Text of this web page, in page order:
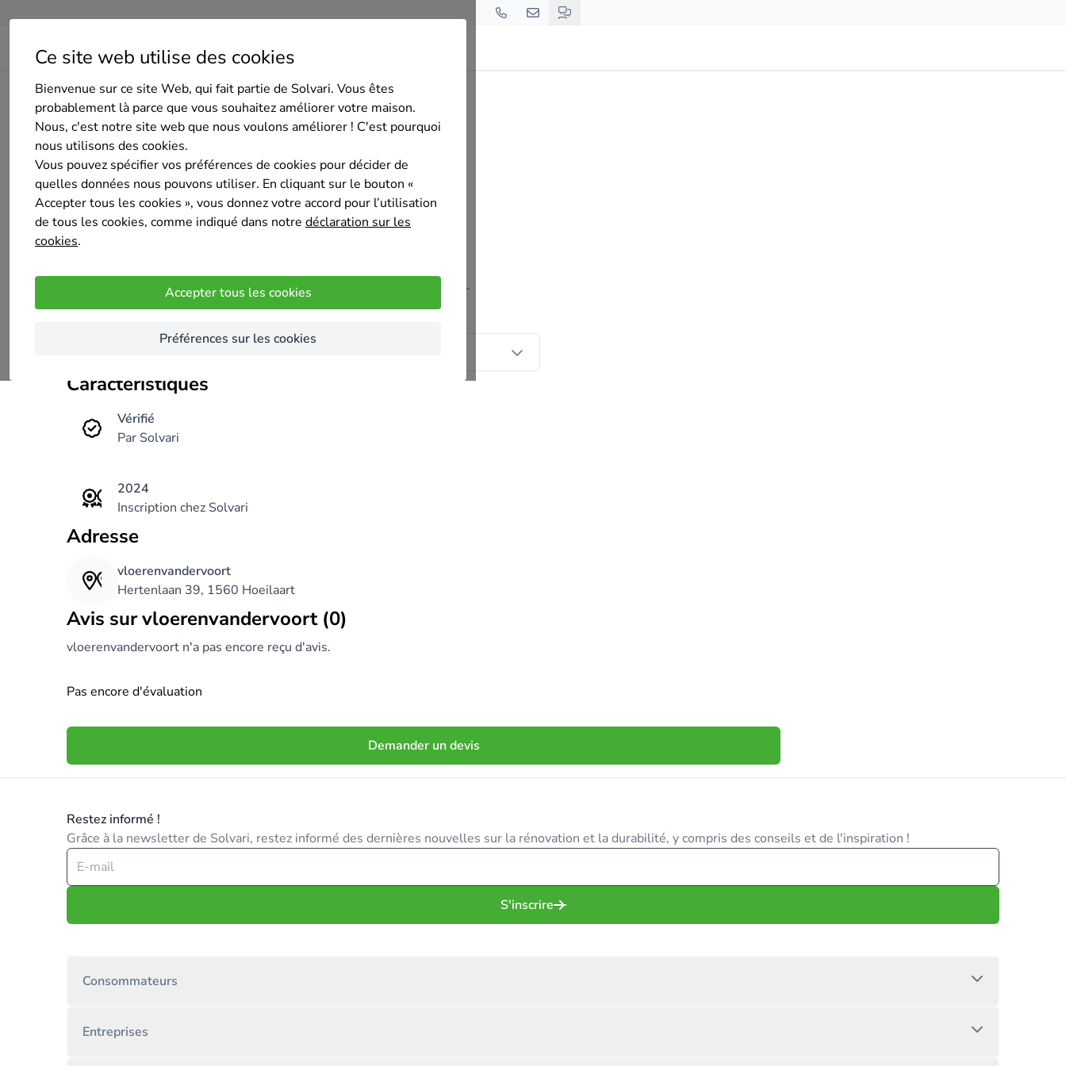
Ce site web utilise des cookies
Bienvenue sur ce site Web, qui fait partie de Solvari. Vous êtes
probablement là parce que vous souhaitez améliorer votre maison.
Nous, c'est notre site web que nous voulons améliorer ! C'est pourquoi
nous utilisons des cookies.
Vous pouvez spécifier vos préférences de cookies pour décider de
quelles données nous pouvons utiliser. En cliquant sur le bouton «
Accepter tous les cookies », vous donnez votre accord pour l’utilisation
de tous les cookies, comme indiqué dans notre déclaration sur les
cookies.
Accepter tous les cookies
Préférences sur les cookies
Page d'accueil Aperçu des entreprises vloerenvandervoort
vloerenvandervoort
Pas encore d'évaluation
de zaakvoerder doet al het werk zelf , service is dan ook super
Nos services
Caractéristiques
Vérifié
Par Solvari
2024
Inscription chez Solvari
Adresse
vloerenvandervoort
Hertenlaan 39, 1560 Hoeilaart
Avis sur vloerenvandervoort (0)
vloerenvandervoort n'a pas encore reçu d'avis.
Pas encore d'évaluation
Demander un devis
Restez informé !
Grâce à la newsletter de Solvari, restez informé des dernières nouvelles sur la rénovation et la durabilité, y compris des conseils et de l'inspiration !
S'inscrire
Consommateurs
Entreprises